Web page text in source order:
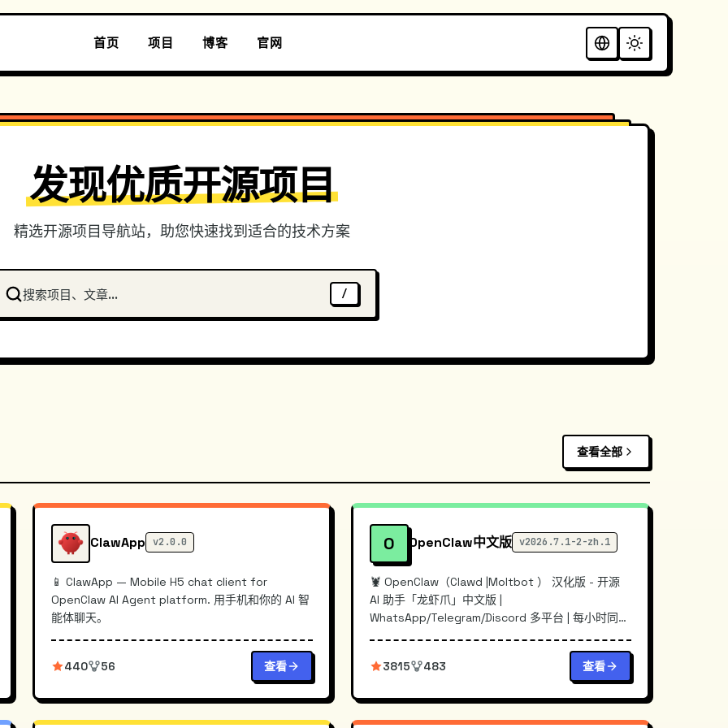
首页 项目 博客 官网
发现优质开源项目
精选开源项目导航站，助您快速找到适合的技术方案
搜索项目、文章... /
查看全部
ClawApp v2.0.0
📱 ClawApp — Mobile H5 chat client for
OpenClaw AI Agent platform. 用手机和你的 AI 智
能体聊天。
440 56 查看
O OpenClaw中文版 v2026.7.1-2-zh.1
🦞 OpenClaw（Clawd |Moltbot ） 汉化版 - 开源
AI 助手「龙虾爪」中文版 |
WhatsApp/Telegram/Discord 多平台 | 每小时同步
3815 483 查看